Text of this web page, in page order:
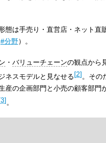
態は手売り・直営店・ネット
#分野）。
・ バリューチェーンの観点から
ネスモデルと見なせる[2]。その
産の企画部門と小売の顧客部
3]。